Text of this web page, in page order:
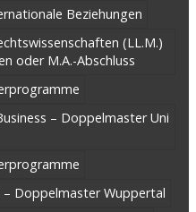
Beziehungen
(LL.M.)
oder M.A.-Abschluss
– Doppelmaster Uni
Doppelmaster Wuppertal